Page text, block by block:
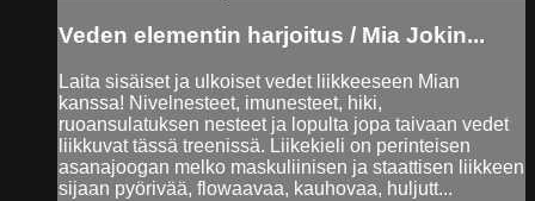
Veden elementin harjoitus / Mia Jokin...
Laita sisäiset ja ulkoiset vedet liikkeeseen Mian
kanssa! Nivelnesteet, imunesteet, hiki,
ruoansulatuksen nesteet ja lopulta jopa taivaan vedet
liikkuvat tässä treenissä. Liikekieli on perinteisen
asanajoogan melko maskuliinisen ja staattisen liikkeen
sijaan pyörivää, flowaavaa, kauhovaa, huljutt...